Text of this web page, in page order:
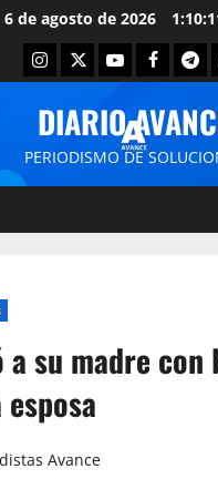
6 de agosto de 2026
DIARIO
PERIODISMO DE
a su madre con
Avance